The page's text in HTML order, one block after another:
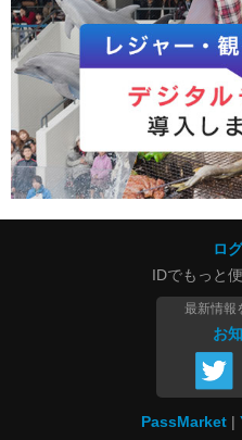
ロ
IDでもっと
最新情報
お
PassMarket